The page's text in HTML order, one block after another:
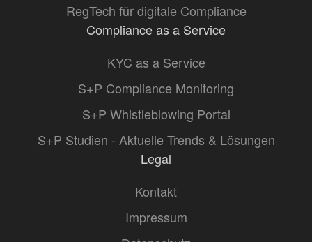
RegTech für digitale Compliance
Compliance as a Service
KYC as a Service
S+P Compliance Monitoring
S+P Whistleblowing Portal
S+P Studien - Aktuelle Trends & Lösungen
Legal
Kontakt
Impressum